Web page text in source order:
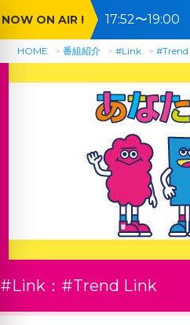
NOW ON AIR !
17:52〜19:00
ジャパン宮
HOME 番組紹介 #Link
#Link： #Trend Link